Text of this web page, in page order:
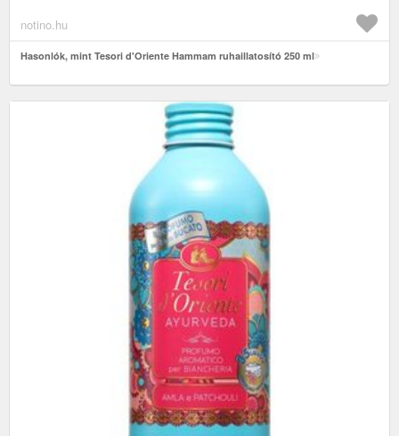
notino.hu
Hasonlók, mint Tesori d'Oriente Hammam ruhaillatosító 250 ml